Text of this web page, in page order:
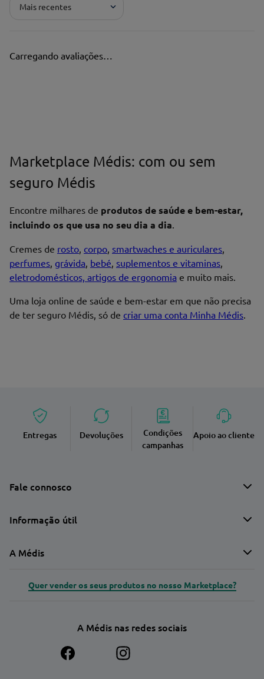
Mais recentes
Carregando avaliações…
Marketplace Médis: com ou sem
seguro Médis
Encontre milhares de produtos de saúde e bem-estar,
incluindo os que usa no seu dia a dia.
Cremes de rosto, corpo, smartwaches e auriculares,
perfumes, grávida, bebé, suplementos e vitaminas,
eletrodomésticos, artigos de ergonomia e muito mais.
Uma loja online de saúde e bem-estar em que não precisa
de ter seguro Médis, só de criar uma conta Minha Médis.
Entregas Devoluções
Condições
campanhas
Apoio ao cliente
Fale connosco
Informação útil
A Médis
Quer vender os seus produtos no nosso Marketplace?
A Médis nas redes sociais